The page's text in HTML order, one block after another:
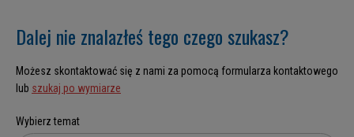
Dalej nie znalazłeś tego czego szukasz?
Możesz skontaktować się z nami za pomocą formularza kontaktowego
lub szukaj po wymiarze